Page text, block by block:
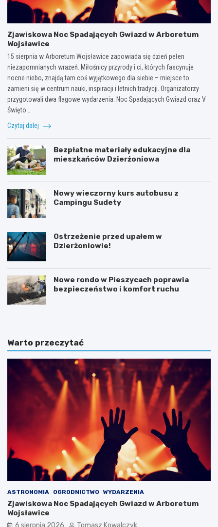
Zjawiskowa Noc Spadających Gwiazd w Arboretum
Wojsławice
15 sierpnia w Arboretum Wojsławice zapowiada się dzień pełen
niezapomnianych wrażeń. Miłośnicy przyrody i ci, których fascynuje
nocne niebo, znajdą tam coś wyjątkowego dla siebie – miejsce to
zamieni się w centrum nauki, inspiracji i letnich tradycji. Organizatorzy
przygotowali dwa flagowe wydarzenia: Noc Spadających Gwiazd oraz V
Święto…
Czytaj dalej
Bezpłatne materiały edukacyjne dla
mieszkańców Dzierżoniowa
Nowy wieczorny kurs autobusu z
Campingu Sudety
Ostrzeżenie przed upałem w
Dzierżoniowie!
Nowe rondo w Pieszycach poprawia
bezpieczeństwo i komfort ruchu
Warto przeczytać
ASTRONOMIA OGRODNICTWO WYDARZENIA
Zjawiskowa Noc Spadających Gwiazd w Arboretum
Wojsławice